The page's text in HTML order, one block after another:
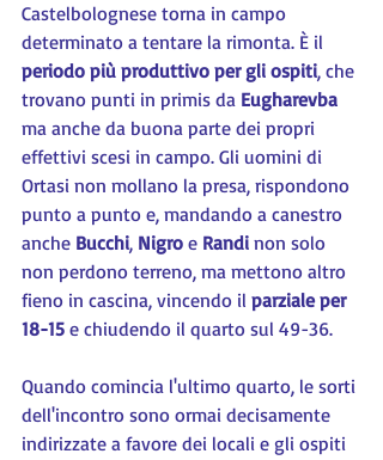
Castelbolognese torna in campo
determinato a tentare la rimonta. È il
periodo più produttivo per gli ospiti, che
trovano punti in primis da Eugharevba
ma anche da buona parte dei propri
effettivi scesi in campo. Gli uomini di
Ortasi non mollano la presa, rispondono
punto a punto e, mandando a canestro
anche Bucchi, Nigro e Randi non solo
non perdono terreno, ma mettono altro
fieno in cascina, vincendo il parziale per
18-15 e chiudendo il quarto sul 49-36.
Quando comincia l'ultimo quarto, le sorti
dell'incontro sono ormai decisamente
indirizzate a favore dei locali e gli ospiti